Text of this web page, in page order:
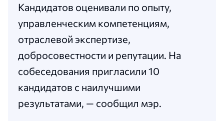
Кандидатов оценивали по опыту,
управленческим компетенциям,
отраслевой экспертизе,
добросовестности и репутации. На
собеседования пригласили 10
кандидатов с наилучшими
результатами, — сообщил мэр.